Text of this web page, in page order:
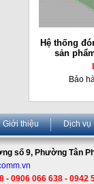
Hệ thống
sản
Bảo
Giới thiệu Dịch vụ
số 9, Phường Tân
- 0906 066 638 - 0942